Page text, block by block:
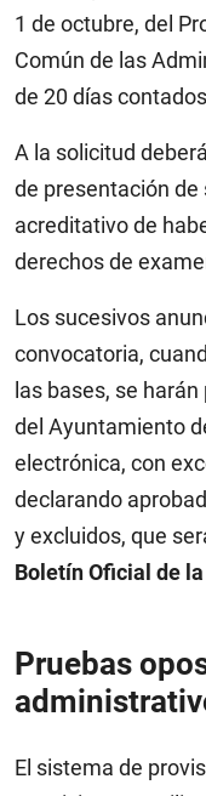
1 de octubre, del
Común de las
de 20 días
A la solicitud
de presentación
acreditativo de
derechos de
Los sucesivos
convocatoria,
las bases, se
del Ayuntamiento
electrónica, con
declarando
y excluidos, que
Boletín Oficial de
Pruebas
El sistema de